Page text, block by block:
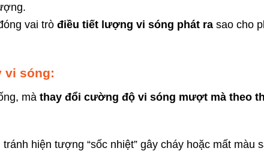
vai trò điều tiết lượng vi sóng phát ra sao cho
vi sóng:
mà thay đổi cường độ vi sóng mượt mà theo
tránh hiện tượng “sốc nhiệt” gây cháy hoặc mất màu